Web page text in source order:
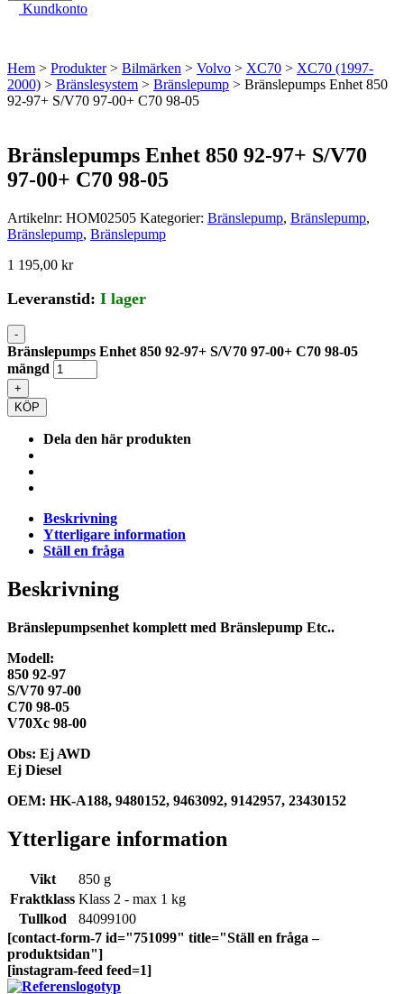
Kundkonto
Hem > Produkter> Bilmärken > Volvo > XC70 > XC70 (1997-
2000) > Bränslesystem > Bränslepump > Bränslepumps Enhet 850
92-97+ S/V70 97-00+ C70 98-05
Bränslepumps Enhet 850 92-97+ S/V70
97-00+ C70 98-05
Artikelnr: HOM02505 Kategorier: Bränslepump, Bränslepump,
Bränslepump, Bränslepump
1 195,00 kr
Leveranstid: I lager
-
Bränslepumps Enhet 850 92-97+ S/V70 97-00+ C70 98-05
mängd
+
KÖP
Dela den här produkten
Beskrivning
Ytterligare information
Ställ en fråga
Beskrivning
Bränslepumpsenhet komplett med Bränslepump Etc..
Modell:
850 92-97
S/V70 97-00
C70 98-05
V70Xc 98-00
Obs: Ej AWD
Ej Diesel
OEM: HK-A188, 9480152, 9463092, 9142957, 23430152
Ytterligare information
Vikt
850 g
Fraktklass Klass 2 - max 1 kg
Tullkod
84099100
[contact-form-7 id="751099" title="Ställ en fråga –
produktsidan"]
[instagram-feed feed=1]